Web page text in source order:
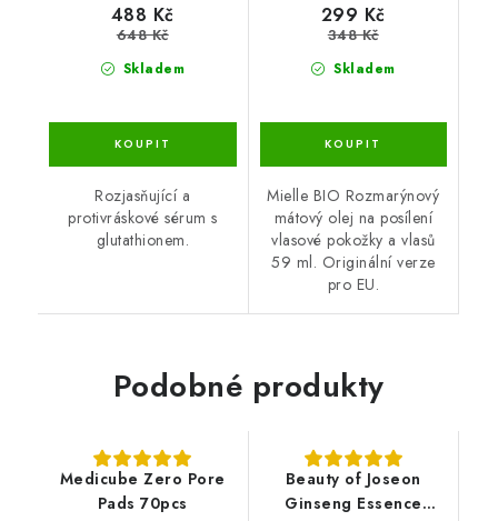
Skladem
488 Kč
648 Kč
Rozjasňující a
protivráskové sérum s
glutathionem.
Skladem
299 Kč
348 Kč
Mielle BIO Rozmarýnový
mátový olej na posílení
vlasové pokožky a vlasů
59 ml. Originální verze
pro EU.
Podobné produkty
Medicube Zero Pore
Pads 70pcs
Beauty of Joseon
Ginseng Essence